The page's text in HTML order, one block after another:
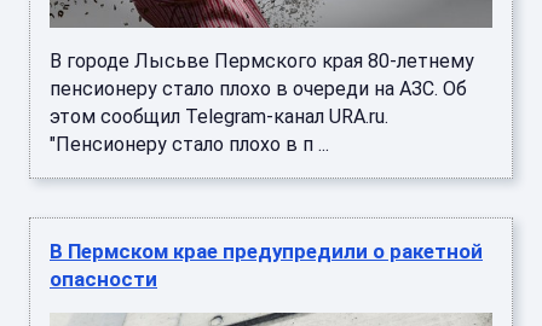
В городе Лысьве Пермского края 80-летнему
пенсионеру стало плохо в очереди на АЗС. Об
этом сообщил Telegram-канал URA.ru.
"Пенсионеру стало плохо в п ...
В Пермском крае предупредили о ракетной
опасности